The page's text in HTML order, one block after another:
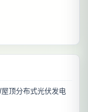
顶分布式光伏发电